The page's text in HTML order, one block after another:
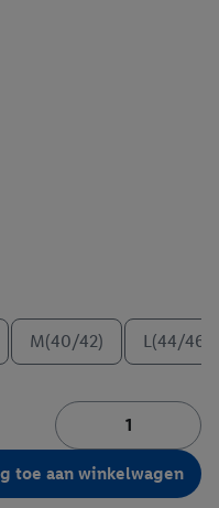
M(40/42) L(44/46)
toe aan winkelwagen